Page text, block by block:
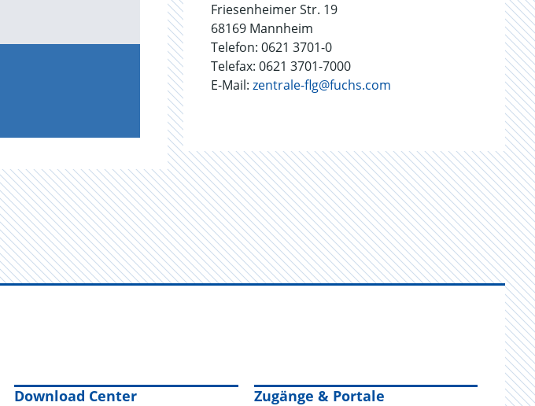
Friesenheimer Str. 19
68169 Mannheim
Telefon: 0621 3701-0
Telefax: 0621 3701-7000
E-Mail: zentrale-flg@fuchs.com
Download Center Zugänge & Portale